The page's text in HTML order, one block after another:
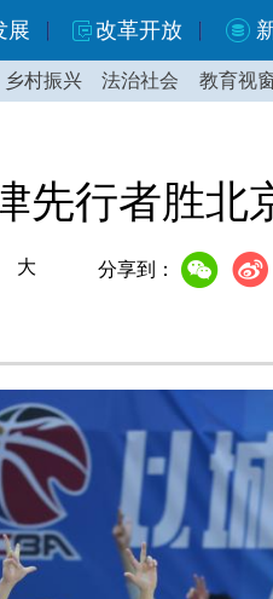
展 改革开放
乡村振兴 法治社会 教育视
先行者胜北
大 分享到：